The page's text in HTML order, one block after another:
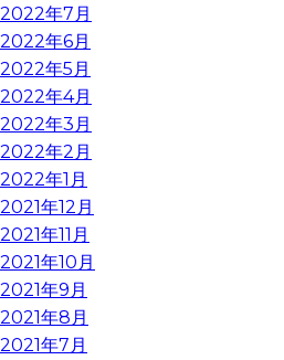
2022年7月
2022年6月
2022年5月
2022年4月
2022年3月
2022年2月
2022年1月
2021年12月
2021年11月
2021年10月
2021年9月
2021年8月
2021年7月